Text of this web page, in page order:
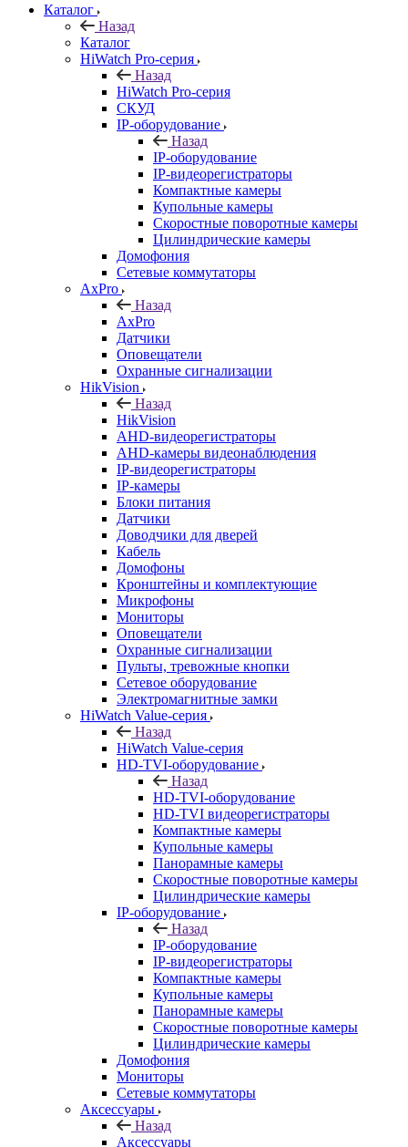
Каталог
Назад
Каталог
HiWatch Pro-серия
Назад
HiWatch Pro-серия
CКУД
IP-оборудование
Назад
IP-оборудование
IP-видеорегистраторы
Компактные камеры
Купольные камеры
Скоростные поворотные камеры
Цилиндрические камеры
Домофония
Сетевые коммутаторы
AxPro
Назад
AxPro
Датчики
Оповещатели
Охранные сигнализации
HikVision
Назад
HikVision
AHD-видеорегистраторы
AHD-камеры видеонаблюдения
IP-видеорегистраторы
IP-камеры
Блоки питания
Датчики
Доводчики для дверей
Кабель
Домофоны
Кронштейны и комплектующие
Микрофоны
Мониторы
Оповещатели
Охранные сигнализации
Пульты, тревожные кнопки
Сетевое оборудование
Электромагнитные замки
HiWatch Value-серия
Назад
HiWatch Value-серия
HD-TVI-оборудование
Назад
HD-TVI-оборудование
HD-TVI видеорегистраторы
Компактные камеры
Купольные камеры
Панорамные камеры
Скоростные поворотные камеры
Цилиндрические камеры
IP-оборудование
Назад
IP-оборудование
IP-видеорегистраторы
Компактные камеры
Купольные камеры
Панорамные камеры
Скоростные поворотные камеры
Цилиндрические камеры
Домофония
Мониторы
Сетевые коммутаторы
Аксессуары
Назад
Аксессуары